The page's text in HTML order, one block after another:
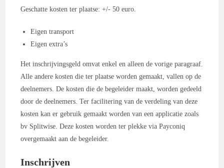
Geschatte kosten ter plaatse: +/- 50 euro.
Eigen transport
Eigen extra’s
Het inschrijvingsgeld omvat enkel en alleen de vorige paragraaf.
Alle andere kosten die ter plaatse worden gemaakt, vallen op de
deelnemers. De kosten die de begeleider maakt, worden gedeeld
door de deelnemers. Ter facilitering van de verdeling van deze
kosten kan er gebruik gemaakt worden van een applicatie zoals
bv Splitwise. Deze kosten worden ter plekke via Payconiq
overgemaakt aan de begeleider.
Inschrijven